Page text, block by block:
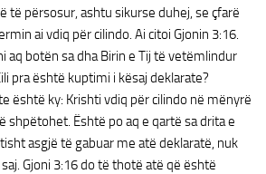
të përsosur, ashtu sikurse duhej, se çfarë
ai vdiq për cilindo. Ai citoi Gjonin 3:16.
aq botën sa dha Birin e Tij të vetëmlindur
pra është kuptimi i kësaj deklarate?
është ky: Krishti vdiq për cilindo në mënyrë
shpëtohet. Është po aq e qartë sa drita e
asgjë të gabuar me atë deklaratë, nuk
Gjoni 3:16 do të thotë atë që është